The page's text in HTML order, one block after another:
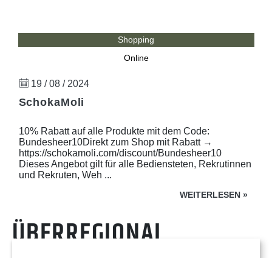
Shopping
Online
19 / 08 / 2024
SchokaMoli
10% Rabatt auf alle Produkte mit dem Code:
Bundesheer10Direkt zum Shop mit Rabatt →
https://schokamoli.com/discount/Bundesheer10
Dieses Angebot gilt für alle Bediensteten, Rekrutinnen
und Rekruten, Weh ...
WEITERLESEN »
ÜBERREGIONAL